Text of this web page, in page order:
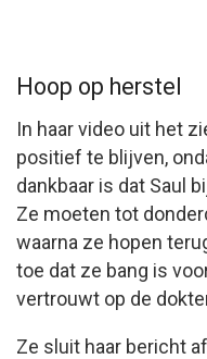
Hoop op herstel
In haar video uit het
positief te blijven,
dankbaar is dat Saul
Ze moeten tot
waarna ze hopen
toe dat ze bang is
vertrouwt op de
Ze sluit haar bericht